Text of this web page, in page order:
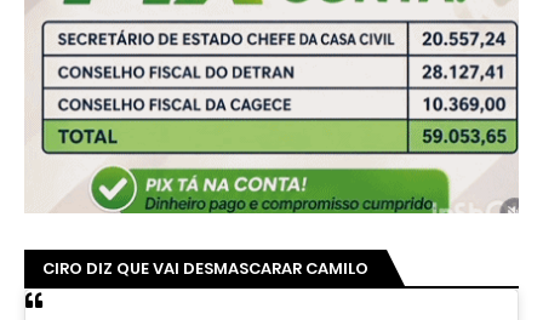
CIRO DIZ QUE VAI DESMASCARAR CAMILO